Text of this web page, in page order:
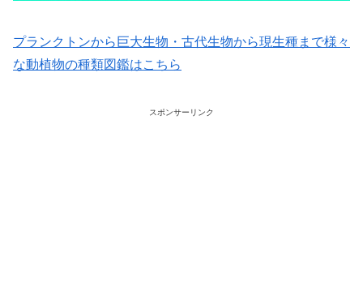
プランクトンから巨大生物・古代生物から現生種まで様々
な動植物の種類図鑑はこちら
スポンサーリンク